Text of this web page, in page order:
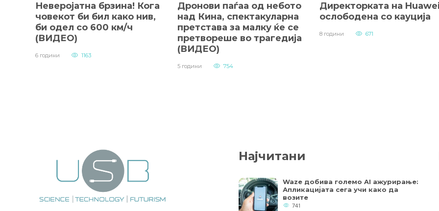
Неверојатна брзина! Кога
човекот би бил како нив,
би одел со 600 км/ч
(ВИДЕО)
6 години 1163
Дронови паѓаа од небото
над Кина, спектакуларна
претстава за малку ќе се
претвореше во трагедија
(ВИДЕО)
5 години 754
Директорката на
ослободена со кауција
8 години 671
Најчитани
Waze добива големо AI ажурирање:
Апликацијата сега учи како да
возите
741